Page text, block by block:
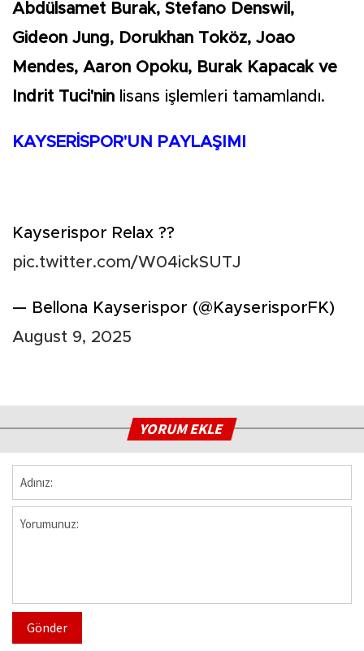
Abdülsamet Burak, Stefano Denswil,
Gideon Jung, Dorukhan Toköz, Joao
Mendes, Aaron Opoku, Burak Kapacak ve
Indrit Tuci'nin lisans işlemleri tamamlandı.
KAYSERİSPOR'UN PAYLAŞIMI
Kayserispor Relax ??
pic.twitter.com/W04ickSUTJ
— Bellona Kayserispor (@KayserisporFK)
August 9, 2025
YORUM EKLE
Gönder